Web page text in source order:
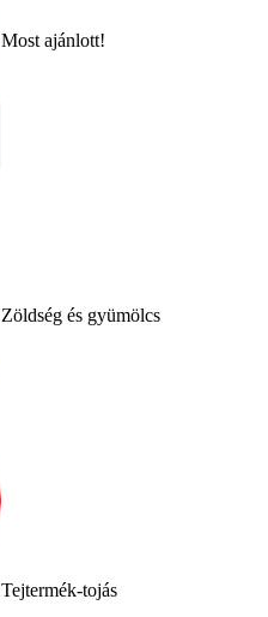
Most ajánlott!
Zöldség és gyümölcs
Tejtermék-tojás